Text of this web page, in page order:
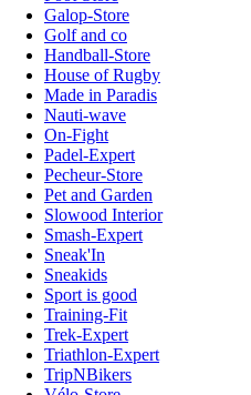
Galop-Store
Golf and co
Handball-Store
House of Rugby
Made in Paradis
Nauti-wave
On-Fight
Padel-Expert
Pecheur-Store
Pet and Garden
Slowood Interior
Smash-Expert
Sneak'In
Sneakids
Sport is good
Training-Fit
Trek-Expert
Triathlon-Expert
TripNBikers